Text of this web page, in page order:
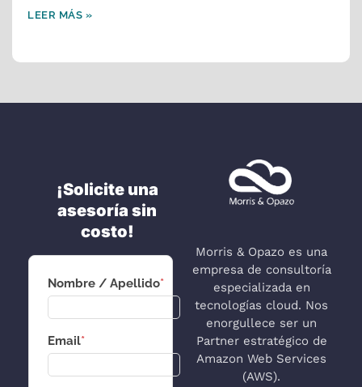
LEER MÁS »
¡Solicite una
asesoría sin
costo!
Nombre / Apellido*
Email*
Morris & Opazo es una
empresa de consultoría
especializada en
tecnologías cloud. Nos
enorgullece ser un
Partner estratégico de
Amazon Web Services
(AWS).